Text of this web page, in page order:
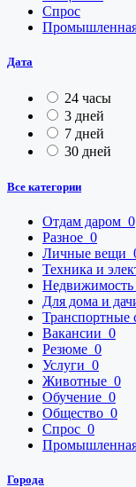
Спрос
Промышленная
Дата
24 часы
3 дней
7 дней
30 дней
Все категории
Отдам даром 0
Разное 0
Личные вещи
Техника и
Недвижимость
Для дома и
Транспортные
Вакансии 0
Резюме 0
Услуги 0
Животные 0
Обучение 0
Общество 0
Спрос 0
Промышленная
Города